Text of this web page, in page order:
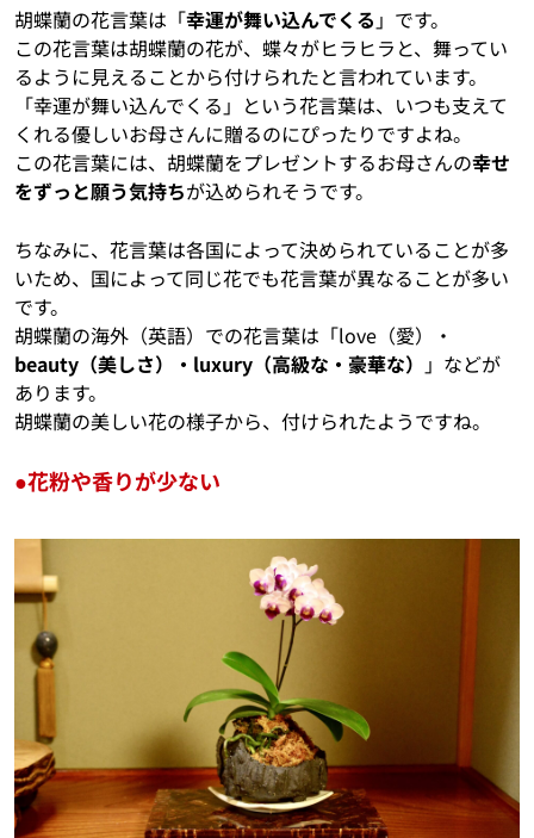
胡蝶蘭の花言葉は「幸運が舞い込んでくる 」です。
この花言葉は胡蝶蘭の花が、蝶々がヒラヒラと、舞ってい
るように見えることから付けられたと言われています。
「幸運が舞い込んでくる」という花言葉は、いつも支えて
くれる優しいお母さんに贈るのにぴったりですよね。
この花言葉には、胡蝶蘭をプレゼントするお母さんの幸せ
をずっと願う気持ちが込められそうです。
ちなみに、花言葉は各国によって決められていることが多
いため、国によって同じ花でも花言葉が異なることが多い
です。
胡蝶蘭の海外（英語）での花言葉は「love（愛）・
beauty（美しさ）・luxury（高級な・豪華な） 」などが
あります。
胡蝶蘭の美しい花の様子から、付けられたようですね。
●花粉や香りが少ない